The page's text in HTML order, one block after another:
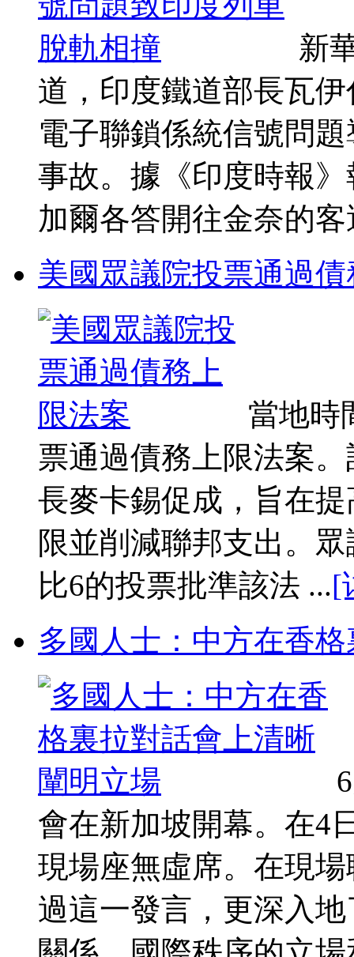
新
道，印度鐵道部長瓦
電子聯鎖係統信號問
事故。據《印度時報
加爾各答開往金奈的
美國眾議院投票通過
當地時
票通過債務上限法案
長麥卡錫促成，旨在
限並削減聯邦支出。
比6的投票批準該法 ...[
多國人士：中方在香
會在新加坡開幕。在4
現場座無虛席。在現
過這一發言，更深入